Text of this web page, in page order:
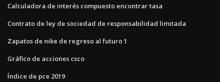
Calculadora de interés compuesto encontrar tasa
Contrato de ley de sociedad de responsabilidad limitada
Zapatos de nike de regreso al futuro 1
Gráfico de acciones csco
Índice de pce 2019